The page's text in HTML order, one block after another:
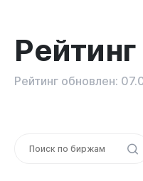
Рейтинг обновлен: